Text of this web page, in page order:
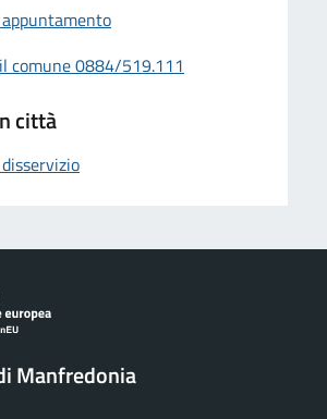
comune 0884/519.111
città
Manfredonia